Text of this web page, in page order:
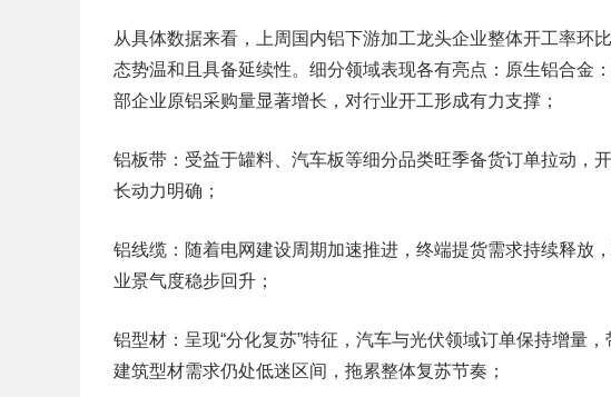
从具体数据来看，上周国内铝下游加工龙头企业整体开工率环
态势温和且具备延续性。细分领域表现各有亮点：​原生铝合金
部企业原铝采购量显著增长，对行业开工形成有力支撑；​
铝板带：受益于罐料、汽车板等细分品类旺季备货订单拉动，
长动力明确；​
铝线缆：随着电网建设周期加速推进，终端提货需求持续释放
业景气度稳步回升；​
铝型材：呈现“分化复苏”特征，汽车与光伏领域订单保持增量
建筑型材需求仍处低迷区间，拖累整体复苏节奏；​